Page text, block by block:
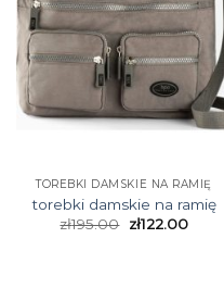
TOREBKI DAMSKIE NA RAMIĘ
torebki damskie na ramię
zł195.00 zł122.00